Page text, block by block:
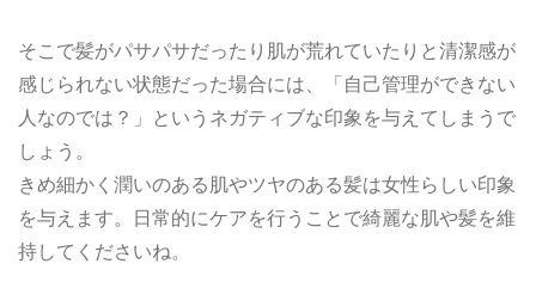
そこで髪がパサパサだったり肌が荒れていたりと清潔感が
感じられない状態だった場合には、「自己管理ができない
人なのでは？」というネガティブな印象を与えてしまうで
しょう。
きめ細かく潤いのある肌やツヤのある髪は女性らしい印象
を与えます。日常的にケアを行うことで綺麗な肌や髪を維
持してくださいね。